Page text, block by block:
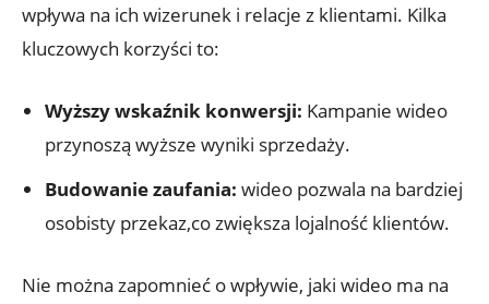
wpływa na ich wizerunek i relacje z klientami. Kilka
kluczowych korzyści to:
Wyższy wskaźnik konwersji: Kampanie wideo
przynoszą wyższe wyniki sprzedaży.
Budowanie zaufania: wideo pozwala na bardziej
osobisty przekaz,co zwiększa lojalność klientów.
Nie można zapomnieć o wpływie, jaki wideo ma na